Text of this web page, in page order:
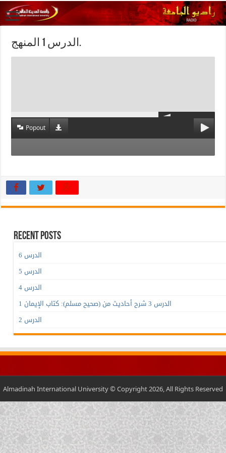
الدرس 1 المنهج.
Popout
Recent Posts
الدرس 6
الدرس 5
الدرس 4
الدرس 3 شرح أحاديث من (صحيح مسلم): كتاب الإيمان 1
الدرس 2
Almadinah International University © Copyright 2026, All Rights Reserved